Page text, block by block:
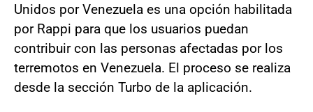
Unidos por Venezuela es una opción habilitada
por Rappi para que los usuarios puedan
contribuir con las personas afectadas por los
terremotos en Venezuela. El proceso se realiza
desde la sección Turbo de la aplicación.